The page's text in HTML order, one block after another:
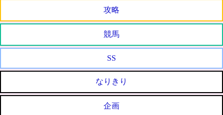
攻略
競馬
SS
なりきり
企画